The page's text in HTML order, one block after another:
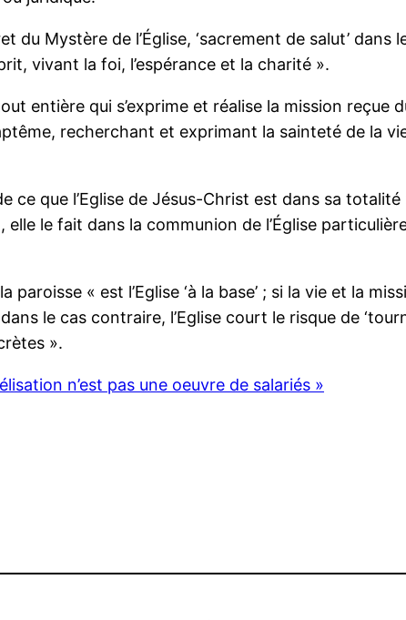
du Mystère de l’Église, ‘sacrement de salut’
vivant la foi, l’espérance et la charité ».
entière qui s’exprime et réalise la mission
recherchant et exprimant la sainteté de la
ce que l’Eglise de Jésus-Christ est dans sa
le fait dans la communion de l’Église
« est l’Eglise ‘à la base’ ; si la vie et la
le cas contraire, l’Eglise court le risque de
».
n’est pas une oeuvre de salariés »